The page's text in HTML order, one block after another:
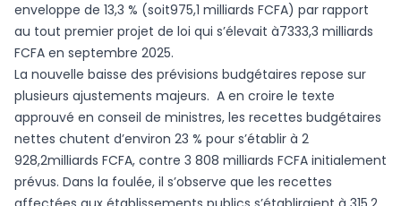
enveloppe de 13,3 % (soit975,1 milliards FCFA) par rapport
au tout premier projet de loi qui s’élevait à7333,3 milliards
FCFA en septembre 2025.
La nouvelle baisse des prévisions budgétaires repose sur
plusieurs ajustements majeurs. A en croire le texte
approuvé en conseil de ministres, les recettes budgétaires
nettes chutent d’environ 23 % pour s’établir à 2
928,2milliards FCFA, contre 3 808 milliards FCFA initialement
prévus. Dans la foulée, il s’observe que les recettes